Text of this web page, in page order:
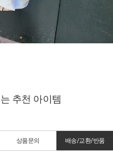
추천 아이템
상품문의 배송/교환/반품